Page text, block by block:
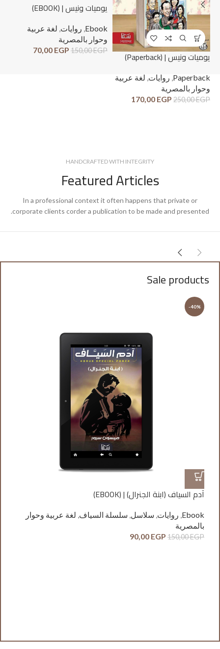
يوميات ونيس | (Paperback)
Paperback
, روايات, لغة عربية
وحوار بالمصرية
250,00EGP
170,00 EGP
يوميات ونيس | (EBOOK)
Ebook
, روايات, لغة عربية
وحوار بالمصرية
150,00EGP
70,00 EGP
HANDCRAFTED WITH INTEGRITY
Featured Articles
In a professional context it often happens that private or
corporate clients corder a publication to be made and presented.
Sale products
-40%
آدم السياف (ابنة الجنرال) | (EBOOK)
Ebook
, روايات, سلاسل, سلسلة السياف, لغة عربية وحوار
بالمصرية
150,00EGP
90,00 EGP